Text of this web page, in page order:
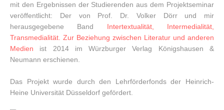
mit den Ergebnissen der Studierenden aus dem Projektseminar
veröffentlicht: Der von Prof. Dr. Volker Dörr und mir
herausgegebene Band Intertextualität, Intermedialität,
Transmedialität. Zur Beziehung zwischen Literatur und anderen
Medien ist 2014 im Würzburger Verlag Königshausen &
Neumann erschienen.
Das Projekt wurde durch den Lehrförderfonds der Heinrich-
Heine Universität Düsseldorf gefördert.